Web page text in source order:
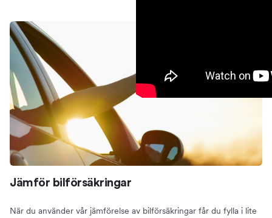
Jämför bilförsäkringar
När du använder vår jämförelse av bilförsäkringar får du fylla i lite